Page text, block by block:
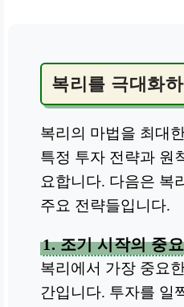
복리를 극대화
복리의 마법을 최대
특정 투자 전략과 원
요합니다. 다음은 복
주요 전략들입니다.
1. 조기 시작의 중
복리에서 가장 중요
간입니다. 투자를 일